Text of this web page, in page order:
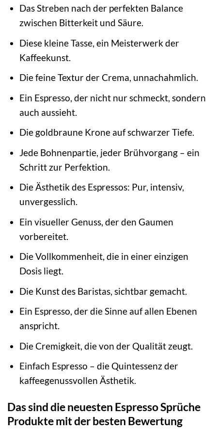
Das Streben nach der perfekten Balance
zwischen Bitterkeit und Säure.
Diese kleine Tasse, ein Meisterwerk der
Kaffeekunst.
Die feine Textur der Crema, unnachahmlich.
Ein Espresso, der nicht nur schmeckt, sondern
auch aussieht.
Die goldbraune Krone auf schwarzer Tiefe.
Jede Bohnenpartie, jeder Brühvorgang – ein
Schritt zur Perfektion.
Die Ästhetik des Espressos: Pur, intensiv,
unvergesslich.
Ein visueller Genuss, der den Gaumen
vorbereitet.
Die Vollkommenheit, die in einer einzigen
Dosis liegt.
Die Kunst des Baristas, sichtbar gemacht.
Ein Espresso, der die Sinne auf allen Ebenen
anspricht.
Die Cremigkeit, die von der Qualität zeugt.
Einfach Espresso – die Quintessenz der
kaffeegenussvollen Ästhetik.
Das sind die neuesten Espresso Sprüche
Produkte mit der besten Bewertung